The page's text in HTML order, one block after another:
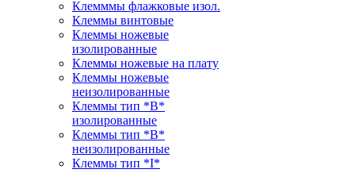
Клемммы флажковые изол.
Клеммы винтовые
Клеммы ножевые
изолированные
Клеммы ножевые на плату
Клеммы ножевые
неизолированные
Клеммы тип *B*
изолированные
Клеммы тип *B*
неизолированные
Клеммы тип *I*